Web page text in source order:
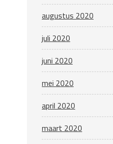
augustus 2020
juli 2020
juni 2020
mei 2020
april 2020
maart 2020